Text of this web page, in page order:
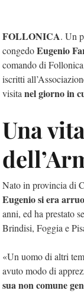
FOLLONICA. Un
congedoEugenio
comando di
iscritti
visita nel giorno in
Una
Nato in provincia di
Eugenio si era
anni, ed ha prestato
Brindisi, Foggia e
«Un uomo di altri
avuto modo di
sua non comune